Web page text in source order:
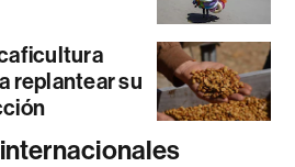
replantear su